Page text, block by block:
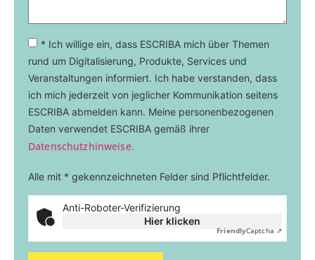
* Ich willige ein, dass ESCRIBA mich über Themen
rund um Digitalisierung, Produkte, Services und
Veranstaltungen informiert. Ich habe verstanden, dass
ich mich jederzeit von jeglicher Kommunikation seitens
ESCRIBA abmelden kann. Meine personenbezogenen
Daten verwendet ESCRIBA gemäß ihrer
Datenschutzhinweise.
Alle mit * gekennzeichneten Felder sind Pflichtfelder.
Anti-Roboter-Verifizierung
Hier klicken
FriendlyCaptcha ⇗